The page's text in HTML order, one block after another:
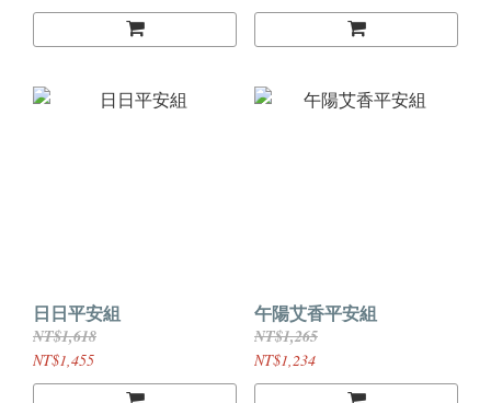
日日平安組
NT$1,618
NT$1,455
午陽艾香平安組
NT$1,265
NT$1,234